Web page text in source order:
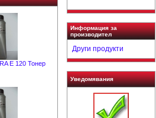
E 120 Тонер
Информация за
производител
Други продукти
Уведомявания